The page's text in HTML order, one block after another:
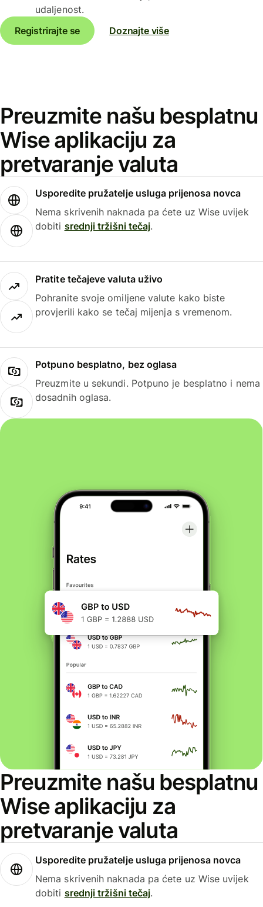
udaljenost.
Registrirajte se
Doznajte više
Preuzmite našu besplatnu
Wise aplikaciju za
pretvaranje valuta
Usporedite pružatelje usluga prijenosa novca
Nema skrivenih naknada pa ćete uz Wise uvijek
dobiti srednji tržišni tečaj.
Pratite tečajeve valuta uživo
Pohranite svoje omiljene valute kako biste
provjerili kako se tečaj mijenja s vremenom.
Potpuno besplatno, bez oglasa
Preuzmite u sekundi. Potpuno je besplatno i nema
dosadnih oglasa.
Preuzmite našu besplatnu
Wise aplikaciju za
pretvaranje valuta
Usporedite pružatelje usluga prijenosa novca
Nema skrivenih naknada pa ćete uz Wise uvijek
dobiti srednji tržišni tečaj.